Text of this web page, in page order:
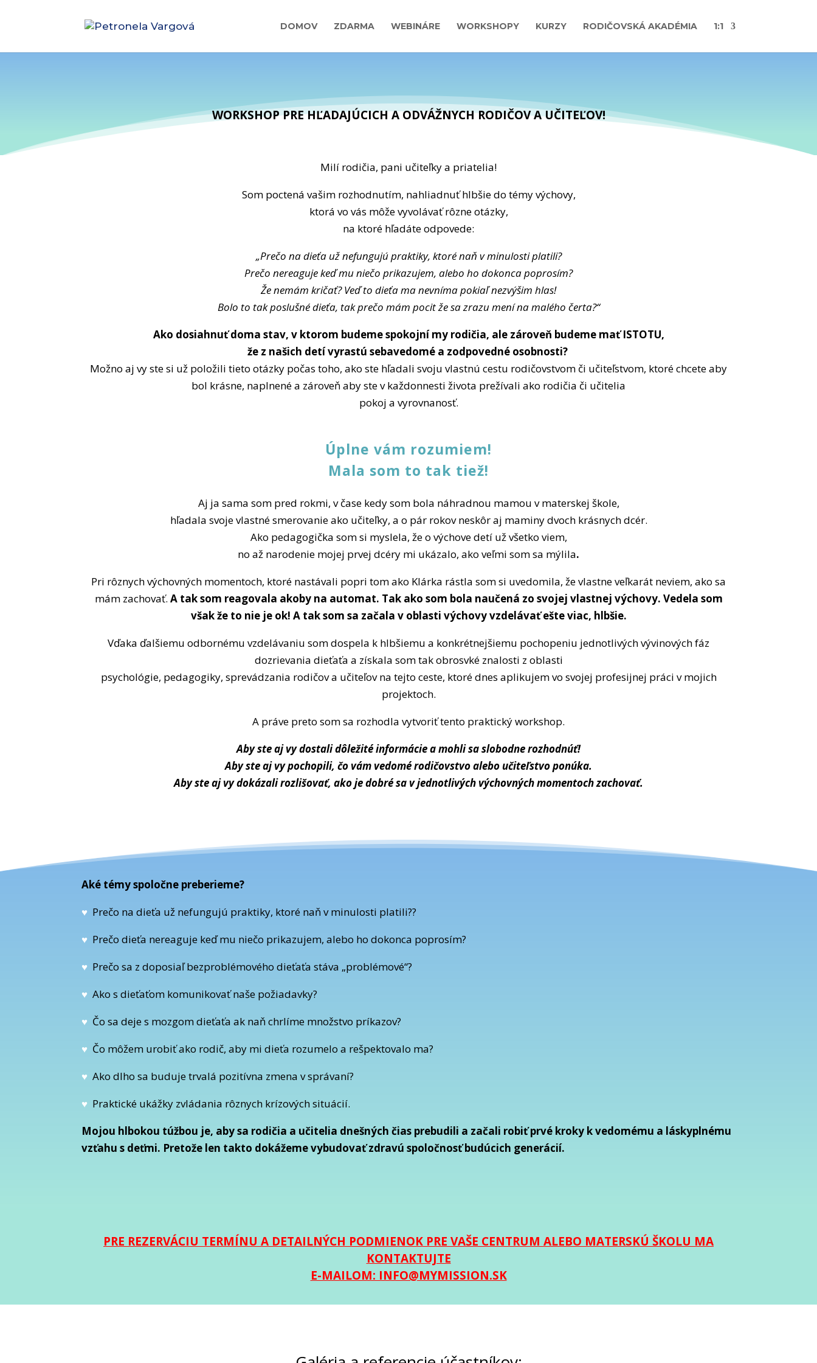
DOMOV ZDARMA WEBINÁRE WORKSHOPY KURZY RODIČOVSKÁ AKADÉMIA 1:1
WORKSHOP PRE HĽADAJÚCICH A ODVÁŽNYCH RODIČOV A UČITEĽOV!
Milí rodičia, pani učiteľky a priatelia!
Som poctená vašim rozhodnutím, nahliadnuť hlbšie do témy výchovy,
ktorá vo vás môže vyvolávať rôzne otázky,
na ktoré hľadáte odpovede:
„Prečo na dieťa už nefungujú praktiky, ktoré naň v minulosti platili?
Prečo nereaguje keď mu niečo prikazujem, alebo ho dokonca poprosím?
Že nemám kričať? Veď to dieťa ma nevníma pokiaľ nezvýšim hlas!
Bolo to tak poslušné dieťa, tak prečo mám pocit že sa zrazu mení na malého čerta?“
Ako dosiahnuť doma stav, v ktorom budeme spokojní my rodičia, ale zároveň budeme mať ISTOTU,
že z našich detí vyrastú sebavedomé a zodpovedné osobnosti?
Možno aj vy ste si už položili tieto otázky počas toho, ako ste hľadali svoju vlastnú cestu rodičovstvom či učiteľstvom, ktoré chcete aby
bol krásne, naplnené a zároveň aby ste v každonnesti života prežívali ako rodičia či učitelia
pokoj a vyrovnanosť.
Úplne vám rozumiem!
Mala som to tak tiež!
Aj ja sama som pred rokmi, v čase kedy som bola náhradnou mamou v materskej škole,
hľadala svoje vlastné smerovanie ako učiteľky, a o pár rokov neskôr aj maminy dvoch krásnych dcér.
Ako pedagogička som si myslela, že o výchove detí už všetko viem,
no až narodenie mojej prvej dcéry mi ukázalo, ako veľmi som sa mýlila.
Pri rôznych výchovných momentoch, ktoré nastávali popri tom ako Klárka rástla som si uvedomila, že vlastne veľkarát neviem, ako sa
mám zachovať. A tak som reagovala akoby na automat. Tak ako som bola naučená zo svojej vlastnej výchovy. Vedela som
však že to nie je ok! A tak som sa začala v oblasti výchovy vzdelávať ešte viac, hlbšie.
Vďaka ďalšiemu odbornému vzdelávaniu som dospela k hlbšiemu a konkrétnejšiemu pochopeniu jednotlivých vývinových fáz
dozrievania dieťaťa a získala som tak obrosvké znalosti z oblasti
psychológie, pedagogiky, sprevádzania rodičov a učiteľov na tejto ceste, ktoré dnes aplikujem vo svojej profesijnej práci v mojich
projektoch.
A práve preto som sa rozhodla vytvoriť tento praktický workshop.
Aby ste aj vy dostali dôležité informácie a mohli sa slobodne rozhodnúť!
Aby ste aj vy pochopili, čo vám vedomé rodičovstvo alebo učiteľstvo ponúka.
Aby ste aj vy dokázali rozlišovať, ako je dobré sa v jednotlivých výchovných momentoch zachovať.
Aké témy spoločne preberieme?
♥ Prečo na dieťa už nefungujú praktiky, ktoré naň v minulosti platili??
♥ Prečo dieťa nereaguje keď mu niečo prikazujem, alebo ho dokonca poprosím?
♥ Prečo sa z doposiaľ bezproblémového dieťaťa stáva „problémové“?
♥Ako s dieťaťom komunikovať naše požiadavky?
♥ Čo sa deje s mozgom dieťaťa ak naň chrlíme množstvo príkazov?
♥ Čo môžem urobiť ako rodič, aby mi dieťa rozumelo a rešpektovalo ma?
♥Ako dlho sa buduje trvalá pozitívna zmena v správaní?
♥ Praktické ukážky zvládania rôznych krízových situácií.
Mojou hlbokou túžbou je, aby sa rodičia a učitelia dnešných čias prebudili a začali robiť prvé kroky k vedomému a láskyplnému
vzťahu s deťmi. Pretože len takto dokážeme vybudovať zdravú spoločnosť budúcich generácií.
PRE REZERVÁCIU TERMÍNU A DETAILNÝCH PODMIENOK PRE VAŠE CENTRUM ALEBO MATERSKÚ ŠKOLU MA
KONTAKTUJTE
E-MAILOM: INFO@MYMISSION.SK